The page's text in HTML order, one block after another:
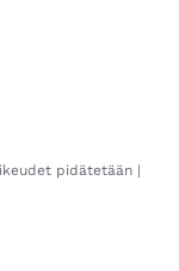
pidätetään |